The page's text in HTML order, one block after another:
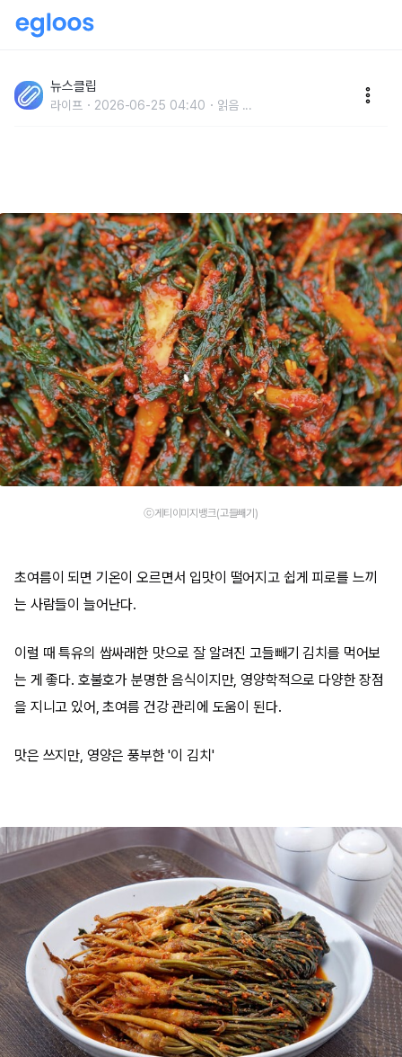
먹으면 건강 한 번에 챙길 수 있는 '쓴맛 김치' 정체
뉴스클립
라이프 2026-06-25 04:40 읽음 ...
ⓒ게티이미지뱅크(고들빼기)
초여름이 되면 기온이 오르면서 입맛이 떨어지고 쉽게 피로를 느끼
는 사람들이 늘어난다.
이럴 때 특유의 쌉싸래한 맛으로 잘 알려진 고들빼기 김치를 먹어보
는 게 좋다. 호불호가 분명한 음식이지만, 영양학적으로 다양한 장점
을 지니고 있어, 초여름 건강 관리에 도움이 된다.
맛은 쓰지만, 영양은 풍부한 '이 김치'